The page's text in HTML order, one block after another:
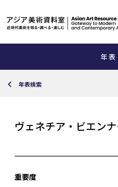
年表
年表検索
ヴェネチア・ビエン
重要度